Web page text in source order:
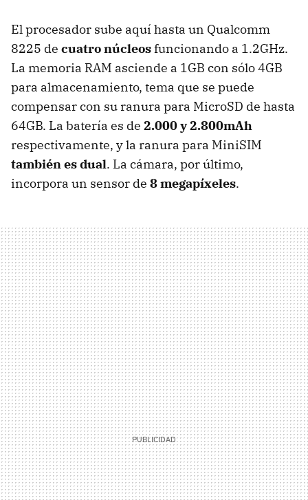
El procesador sube aquí hasta un Qualcomm
8225 de cuatro núcleosfuncionando a 1.2GHz.
La memoria RAM asciende a 1GB con sólo 4GB
para almacenamiento, tema que se puede
compensar con su ranura para MicroSD de hasta
64GB. La batería es de 2.000 y 2.800mAh
respectivamente, y la ranura para MiniSIM
también es dual. La cámara, por último,
incorpora un sensor de 8 megapíxeles.